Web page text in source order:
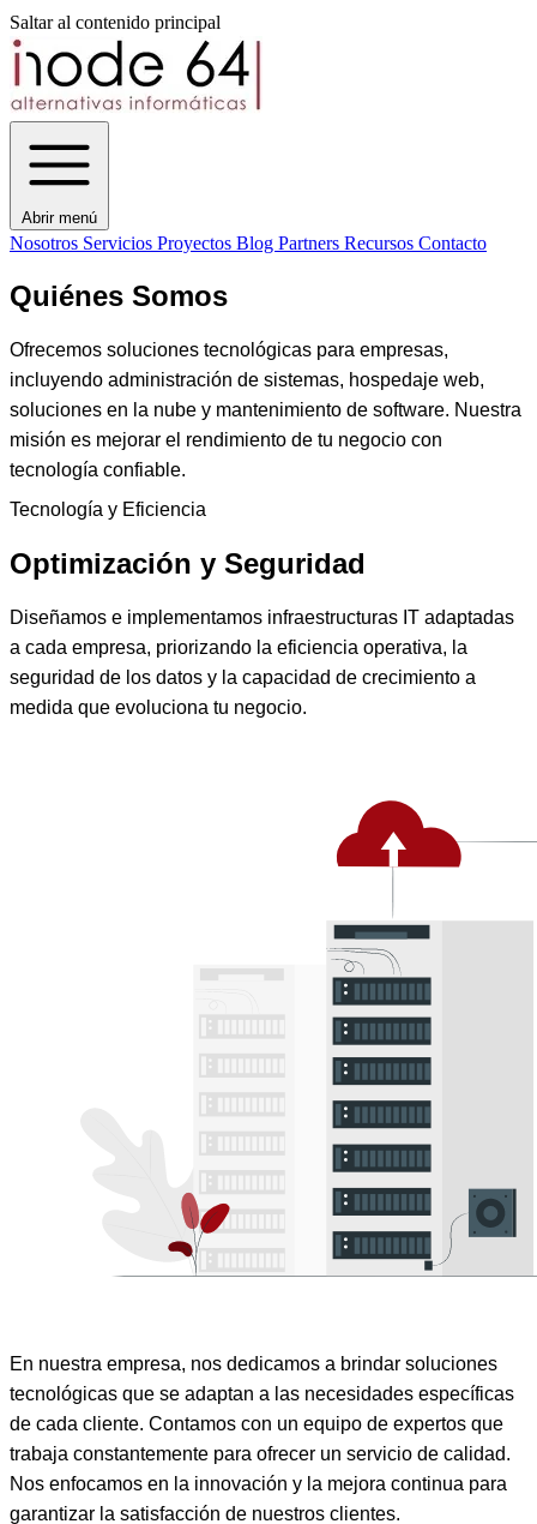
Saltar al contenido principal
Abrir menú
Nosotros Servicios Proyectos Blog Partners Recursos Contacto
Quiénes Somos
Ofrecemos soluciones tecnológicas para empresas,
incluyendo administración de sistemas, hospedaje web,
soluciones en la nube y mantenimiento de software. Nuestra
misión es mejorar el rendimiento de tu negocio con
tecnología confiable.
Tecnología y Eficiencia
Optimización y Seguridad
Diseñamos e implementamos infraestructuras IT adaptadas
a cada empresa, priorizando la eficiencia operativa, la
seguridad de los datos y la capacidad de crecimiento a
medida que evoluciona tu negocio.
En nuestra empresa, nos dedicamos a brindar soluciones
tecnológicas que se adaptan a las necesidades específicas
de cada cliente. Contamos con un equipo de expertos que
trabaja constantemente para ofrecer un servicio de calidad.
Nos enfocamos en la innovación y la mejora continua para
garantizar la satisfacción de nuestros clientes.